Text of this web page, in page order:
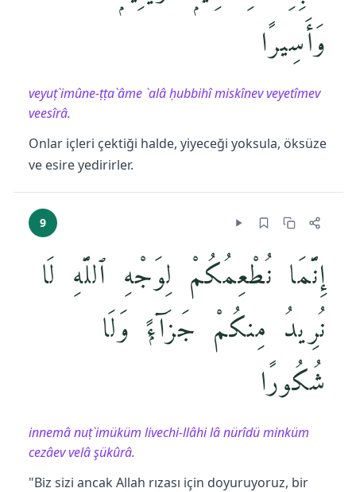
وَأَسِيرًا
veyuṭ`imûne-ṭṭa`âme `alâ ḥubbihî miskînev veyetîmev
veesîrâ.
Onlar içleri çektiği halde, yiyeceği yoksula, öksüze
ve esire yedirirler.
9
إِنَّمَا نُطْعِمُكُمْ لِوَجْهِ ٱللَّهِ لَا
نُرِيدُ مِنكُمْ جَزَآءًۭ وَلَا
شُكُورًا
innemâ nuṭ`imüküm livechi-llâhi lâ nürîdü minküm
cezâev velâ şükûrâ.
"Biz sizi ancak Allah rızası için doyuruyoruz, bir